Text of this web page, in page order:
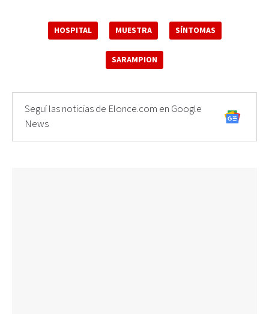
HOSPITAL MUESTRA SÍNTOMAS
SARAMPION
Seguí las noticias de Elonce.com en Google
News